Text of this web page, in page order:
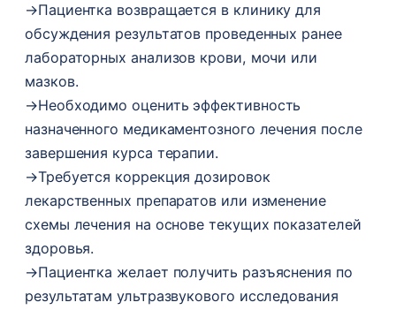
→Пациентка возвращается в клинику для
обсуждения результатов проведенных ранее
лабораторных анализов крови, мочи или
мазков.
→Необходимо оценить эффективность
назначенного медикаментозного лечения после
завершения курса терапии.
→Требуется коррекция дозировок
лекарственных препаратов или изменение
схемы лечения на основе текущих показателей
здоровья.
→Пациентка желает получить разъяснения по
результатам ультразвукового исследования